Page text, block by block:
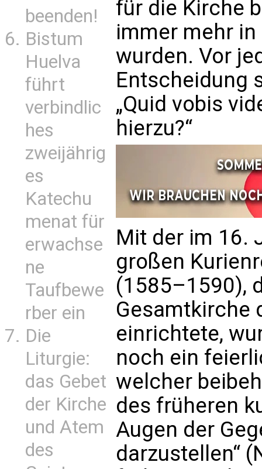
beenden!
Bistum
Huelva
führt
verbindlic
hes
zweijährig
es
Katechu
menat für
erwachse
ne
Taufbewe
rber ein
Die
Liturgie:
das Gebet
der Kirche
und Atem
des
für die Kirche
immer mehr
wurden. Vor
Entscheidung
„Quid vobis
hierzu?“
Mit der im 16.
großen
(1585–1590),
Gesamtkirche
einrichtete,
noch ein
welcher
des früheren
Augen der
darzustellen“